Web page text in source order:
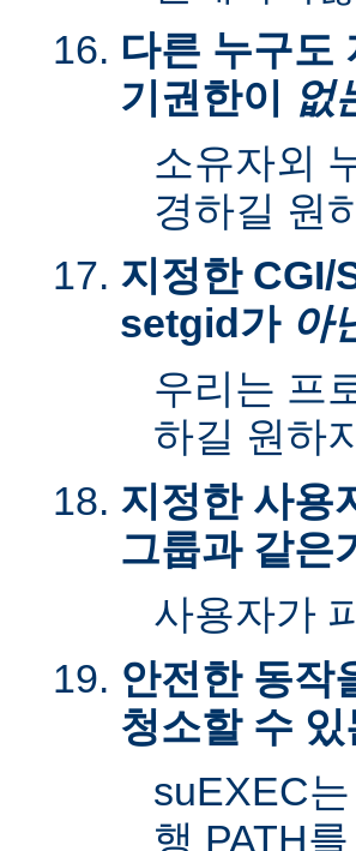
다른 누구도
기권한이
없
소유자외
경하길 원
지정한 CGI/
setgid가 아
우리는 프
하길 원하
지정한 사용
그룹과 같은
사용자가
안전한 동작
청소할 수
suEXEC
행 PATH